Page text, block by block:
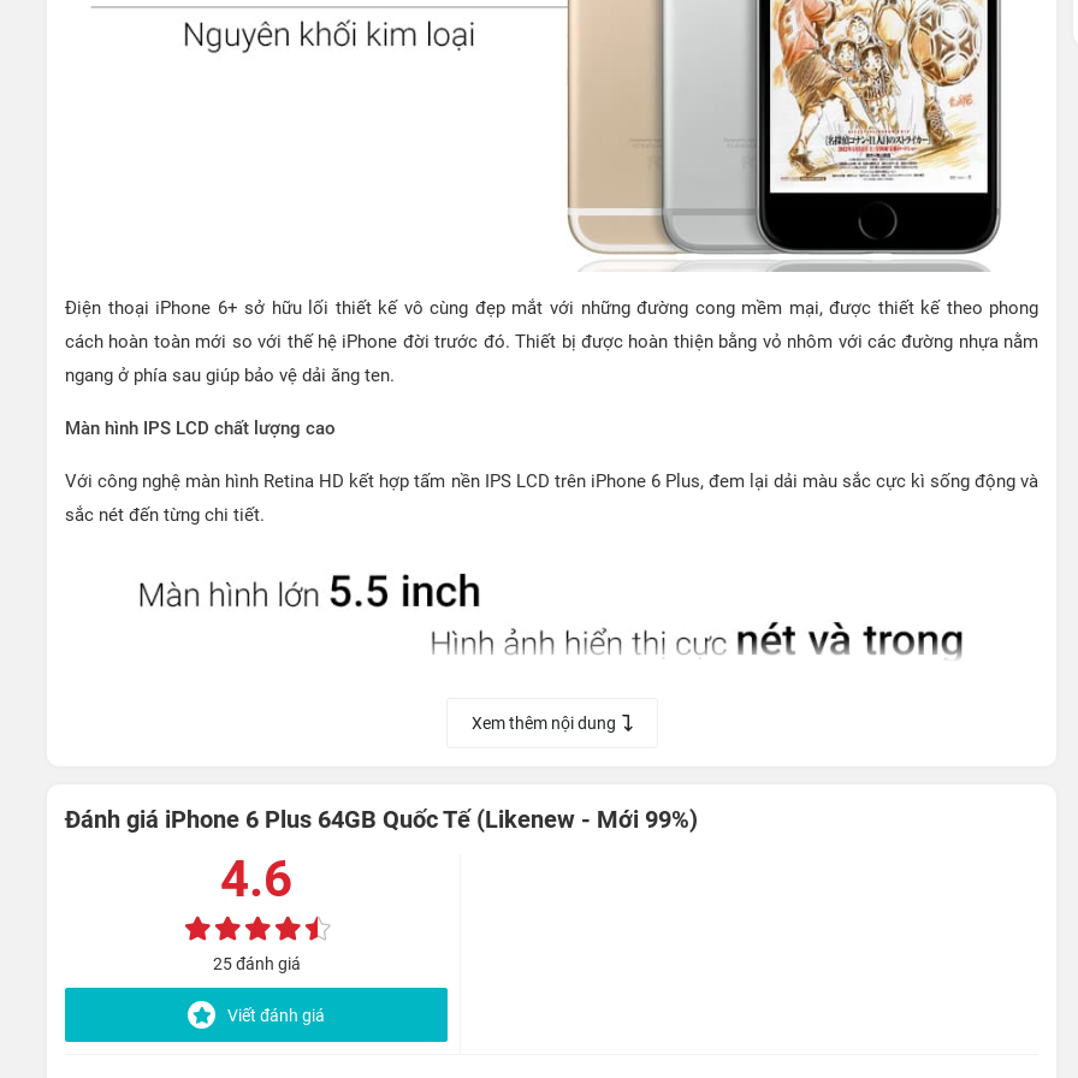
Điện thoại iPhone 6+ sở hữu lối thiết kế vô cùng đẹp mắt với những đường cong mềm mại, được thiết kế theo phong
cách hoàn toàn mới so với thế hệ iPhone đời trước đó. Thiết bị được hoàn thiện bằng vỏ nhôm với các đường nhựa nằm
ngang ở phía sau giúp bảo vệ dải ăng ten.
Màn hình IPS LCD chất lượng cao
Với công nghệ màn hình Retina HD kết hợp tấm nền IPS LCD trên iPhone 6 Plus, đem lại dải màu sắc cực kì sống động và
sắc nét đến từng chi tiết.
Xem thêm nội dung
Đánh giá iPhone 6 Plus 64GB Quốc Tế (Likenew - Mới 99%)
4.6
25 đánh giá
Viết đánh giá